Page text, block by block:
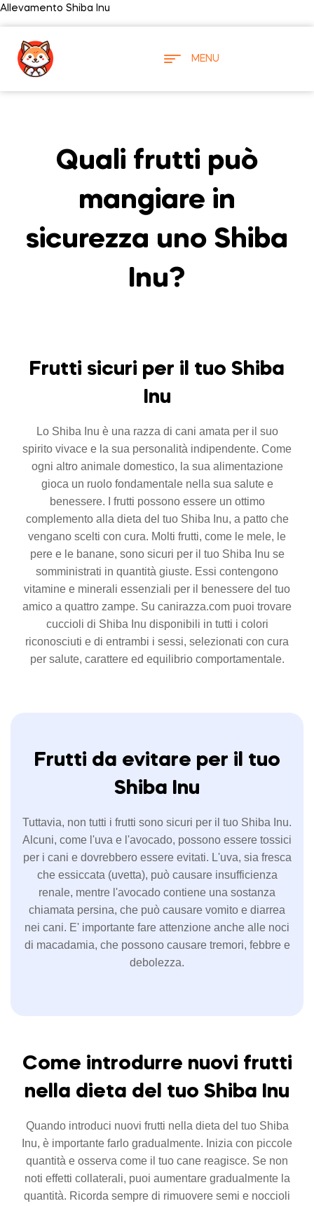
Allevamento Shiba Inu
MENU
Quali frutti può
mangiare in
sicurezza uno Shiba
Inu?
Frutti sicuri per il tuo Shiba
Inu
Lo Shiba Inu è una razza di cani amata per il suo
spirito vivace e la sua personalità indipendente. Come
ogni altro animale domestico, la sua alimentazione
gioca un ruolo fondamentale nella sua salute e
benessere. I frutti possono essere un ottimo
complemento alla dieta del tuo Shiba Inu, a patto che
vengano scelti con cura. Molti frutti, come le mele, le
pere e le banane, sono sicuri per il tuo Shiba Inu se
somministrati in quantità giuste. Essi contengono
vitamine e minerali essenziali per il benessere del tuo
amico a quattro zampe. Su canirazza.com puoi trovare
cuccioli di Shiba Inu disponibili in tutti i colori
riconosciuti e di entrambi i sessi, selezionati con cura
per salute, carattere ed equilibrio comportamentale.
Frutti da evitare per il tuo
Shiba Inu
Tuttavia, non tutti i frutti sono sicuri per il tuo Shiba Inu.
Alcuni, come l'uva e l'avocado, possono essere tossici
per i cani e dovrebbero essere evitati. L'uva, sia fresca
che essiccata (uvetta), può causare insufficienza
renale, mentre l'avocado contiene una sostanza
chiamata persina, che può causare vomito e diarrea
nei cani. E' importante fare attenzione anche alle noci
di macadamia, che possono causare tremori, febbre e
debolezza.
Come introdurre nuovi frutti
nella dieta del tuo Shiba Inu
Quando introduci nuovi frutti nella dieta del tuo Shiba
Inu, è importante farlo gradualmente. Inizia con piccole
quantità e osserva come il tuo cane reagisce. Se non
noti effetti collaterali, puoi aumentare gradualmente la
quantità. Ricorda sempre di rimuovere semi e noccioli